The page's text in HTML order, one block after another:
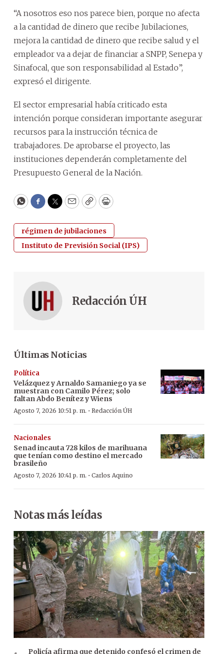
“A nosotros eso nos parece bien, porque no afecta
a la cantidad de dinero que recibe Jubilaciones,
mejora la cantidad de dinero que recibe salud y el
empleador va a dejar de financiar a SNPP, Senepa y
Sinafocal, que son responsabilidad al Estado”,
expresó el dirigente.
El sector empresarial había criticado esta
intención porque consideran importante asegurar
recursos para la instrucción técnica de
trabajadores. De aprobarse el proyecto, las
instituciones dependerán completamente del
Presupuesto General de la Nación.
WhatsApp
Facebook
Twitter
EmailCopyPrint
régimen de jubilaciones
Instituto de Previsión Social (IPS)
Redacción ÚH
Últimas Noticias
Política
Velázquez y Arnaldo Samaniego ya se
muestran con Camilo Pérez; solo
faltan Abdo Benítez y Wiens
Agosto 7, 2026 10:51 p. m. · Redacción ÚH
Nacionales
Senad incauta 728 kilos de marihuana
que tenían como destino el mercado
brasileño
Agosto 7, 2026 10:41 p. m. · Carlos Aquino
Notas más leídas
Policía afirma que detenido confesó el crimen de